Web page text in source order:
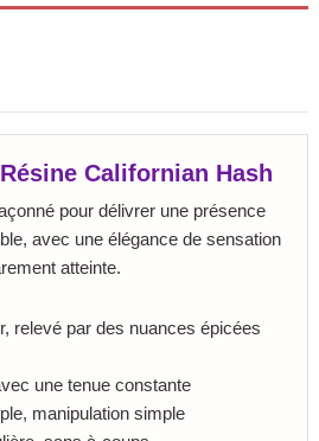
Californian Hash
pour délivrer une présence
avec une élégance de sensation
atteinte.
relevé par des nuances épicées
une tenue constante
manipulation simple